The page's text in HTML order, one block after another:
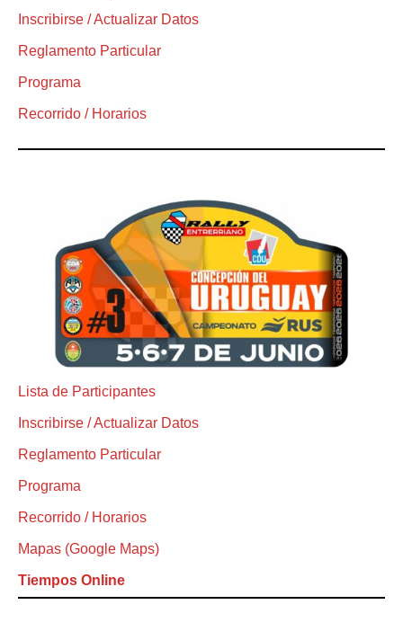
Inscribirse / Actualizar Datos
Reglamento Particular
Programa
Recorrido / Horarios
Lista de Participantes
Inscribirse / Actualizar Datos
Reglamento Particular
Programa
Recorrido / Horarios
Mapas (Google Maps)
Tiempos Online